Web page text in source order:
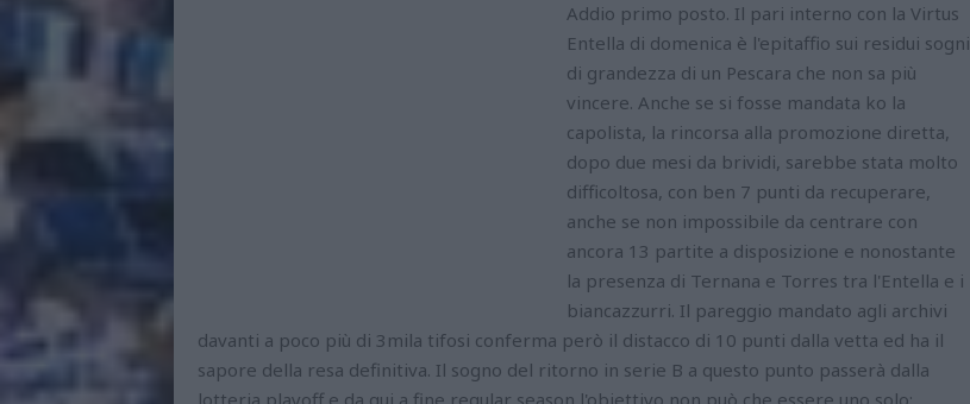
Addio primo posto. Il pari interno con la Virtus
Entella di domenica è l'epitaffio sui residui sogni
di grandezza di un Pescara che non sa più
vincere. Anche se si fosse mandata ko la
capolista, la rincorsa alla promozione diretta,
dopo due mesi da brividi, sarebbe stata molto
difficoltosa, con ben 7 punti da recuperare,
anche se non impossibile da centrare con
ancora 13 partite a disposizione e nonostante
la presenza di Ternana e Torres tra l'Entella e i
biancazzurri. Il pareggio mandato agli archivi
davanti a poco più di 3mila tifosi conferma però il distacco di 10 punti dalla vetta ed ha il
sapore della resa definitiva. Il sogno del ritorno in serie B a questo punto passerà dalla